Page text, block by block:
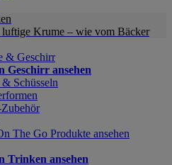
Krume – wie vom Bäcker
& Geschirr
Geschirr ansehen
Schüsseln
The Go Produkte ansehen
Trinken ansehen